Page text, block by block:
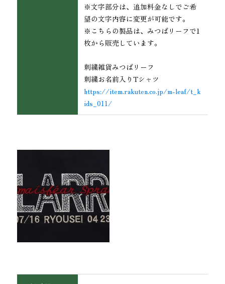
インテリア
※文字部分は、追加料金なしでご希
望の文字内容に変更が可能です。
※こちらの製品は、みつばリーフで1
枚から販売しています。
刺繍雑貨みつばリーフ
刺繍お名前入りTシャツ
https://item.rakuten.co.jp/m-leaf/t_k
ids_011/